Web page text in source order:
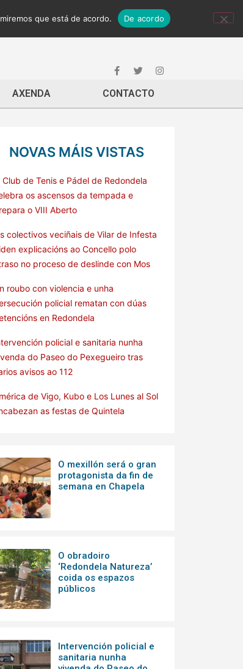
AXENDA CONTACTO
NOVAS MÁIS VISTAS
Club de Tenis e Pádel de Redondela
os ascensos da tempada e
o VIII Aberto
colectivos veciñais de Vilar de Infesta
explicacións ao Concello polo
no proceso de deslinde con Mos
roubo con violencia e unha
policial rematan con dúas
en Redondela
policial e sanitaria nunha
do Paseo do Pexegueiro tras
avisos ao 112
de Vigo, Kubo e Los Lunes al Sol
as festas de Quintela
O mexillón será o gran
protagonista da fin de
semana en Chapela
O obradoiro
‘Redondela Natureza’
coida os espazos
públicos
Intervención policial e
sanitaria nunha
que está de acordo. De acordo